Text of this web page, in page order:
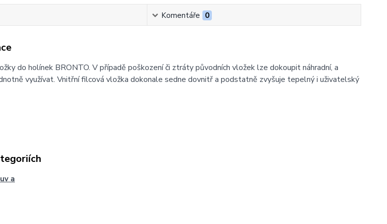
Komentáře 0
do holínek BRONTO. V případě poškození či ztráty původních vložek lze dokoupit náhradní, a
využívat. Vnitřní filcová vložka dokonale sedne dovnitř a podstatně zvyšuje tepelný i uživatelský
a